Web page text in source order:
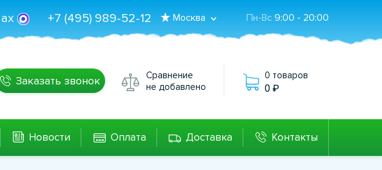
Пн-Вс 9:00 - 20:00
Москва
+7 (495) 989-52-12
Заказать звонок
Сравнение
не добавлено
0 товаров
0
Новости Оплата Доставка Контакты